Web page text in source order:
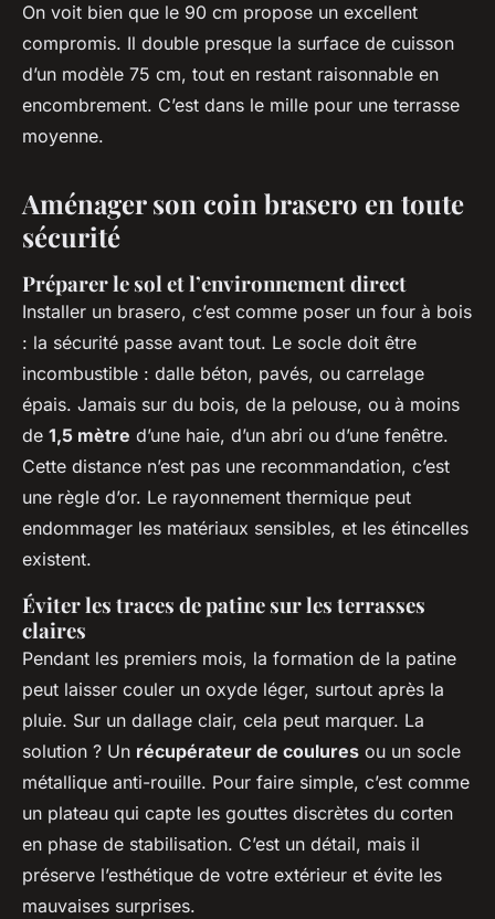
On voit bien que le 90 cm propose un excellent
compromis. Il double presque la surface de cuisson
d’un modèle 75 cm, tout en restant raisonnable en
encombrement. C’est dans le mille pour une terrasse
moyenne.
Aménager son coin brasero en toute
sécurité
Préparer le sol et l’environnement direct
Installer un brasero, c’est comme poser un four à bois
: la sécurité passe avant tout. Le socle doit être
incombustible : dalle béton, pavés, ou carrelage
épais. Jamais sur du bois, de la pelouse, ou à moins
de 1,5 mètre d’une haie, d’un abri ou d’une fenêtre.
Cette distance n’est pas une recommandation, c’est
une règle d’or. Le rayonnement thermique peut
endommager les matériaux sensibles, et les étincelles
existent.
Éviter les traces de patine sur les terrasses
claires
Pendant les premiers mois, la formation de la patine
peut laisser couler un oxyde léger, surtout après la
pluie. Sur un dallage clair, cela peut marquer. La
solution ? Un récupérateur de coulures ou un socle
métallique anti-rouille. Pour faire simple, c’est comme
un plateau qui capte les gouttes discrètes du corten
en phase de stabilisation. C’est un détail, mais il
préserve l’esthétique de votre extérieur et évite les
mauvaises surprises.